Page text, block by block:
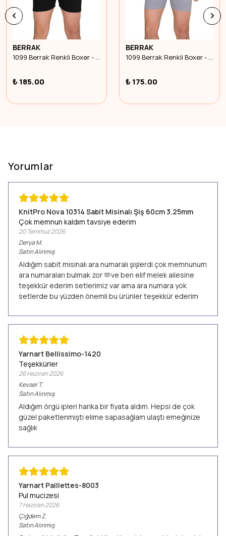
BERRAK
1099 Berrak Renkli Boxer - Siyah - Xxl Beden
₺ 185.00
BERRAK
1099 Berrak Renkli Boxer - Gri - Xl Beden
₺ 175.00
Yorumlar
KnitPro Nova 10314 Sabit Misinalı Şiş 60cm 3.25mm
Çok memnun kaldım tavsiye ederim
20 Temmuz 2026
DeryaM.
Satın Alınmış
Aldığım sabit misinalı ara numaralı şişlerdi çok memnunum
ara numaraları bulmak zor 🫶ve ben elif melek ailesine
teşekkür ederim setlerimiz var ama ara numara yok
setlerde bu yüzden önemli bu ürünler teşekkür ederim
Yarnart Bellissimo-1420
Teşekkürler
26 Haziran 2026
Kevser T.
Satın Alınmış
Aldığım örgü ipleri harika bir fiyata aldım. Hepsi de çok
güzel paketlenmişti elime sapasağlam ulaştı emeğinize
sağlık
Yarnart Paillettes-8003
Pul mucizesi
7 Haziran 2026
ÇiğdemZ.
Satın Alınmış